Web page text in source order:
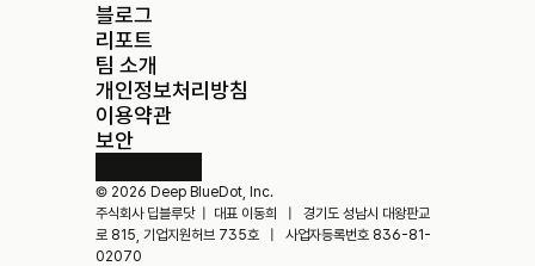
© 2026 Deep BlueDot, Inc.
주식회사 딥블루닷  |  대표 이동희   |   경기도 성남시 대왕판교
로 815, 기업지원허브 735호   |   사업자등록번호 836-81-
02070
블로그
리포트
팀 소개
개인정보처리방침
이용약관
보안